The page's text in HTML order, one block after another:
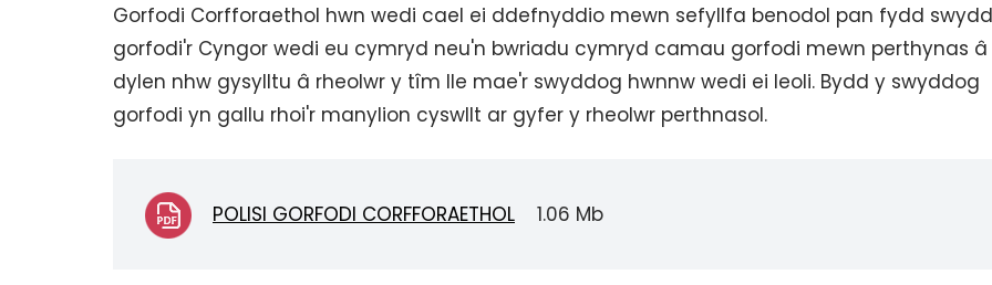
Gorfodi Corfforaethol hwn wedi cael ei ddefnyddio mewn sefyllfa benodol pan fydd
gorfodi'r Cyngor wedi eu cymryd neu'n bwriadu cymryd camau gorfodi mewn perthynas â
dylen nhw gysylltu â rheolwr y tîm lle mae'r swyddog hwnnw wedi ei leoli. Bydd y swyddog
gorfodi yn gallu rhoi'r manylion cyswllt ar gyfer y rheolwr perthnasol.
POLISI GORFODI CORFFORAETHOL 1.06 Mb